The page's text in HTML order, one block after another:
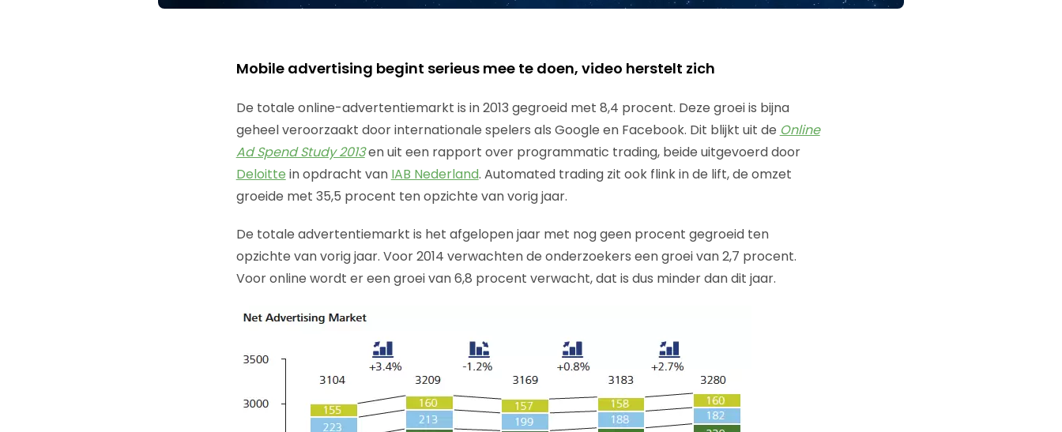
Mobile advertising begint serieus mee te doen, video herstelt zich
De totale online-advertentiemarkt is in 2013 gegroeid met 8,4 procent. Deze groei is bijna
geheel veroorzaakt door internationale spelers als Google en Facebook. Dit blijkt uit de Online
Ad Spend Study 2013en uit een rapport over programmatic trading, beide uitgevoerd door
Deloitte in opdracht van IAB Nederland. Automated trading zit ook flink in de lift, de omzet
groeide met 35,5 procent ten opzichte van vorig jaar.
De totale advertentiemarkt is het afgelopen jaar met nog geen procent gegroeid ten
opzichte van vorig jaar. Voor 2014 verwachten de onderzoekers een groei van 2,7 procent.
Voor online wordt er een groei van 6,8 procent verwacht, dat is dus minder dan dit jaar.